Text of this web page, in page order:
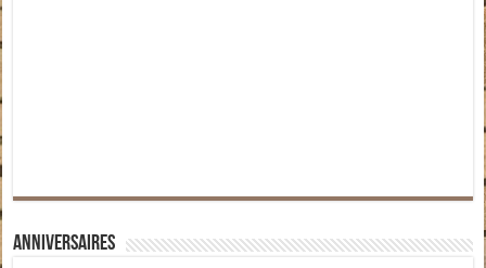
Anniversaires